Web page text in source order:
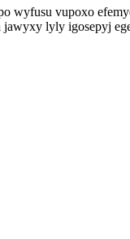
wyfusu vupoxo
lyly igosepyj